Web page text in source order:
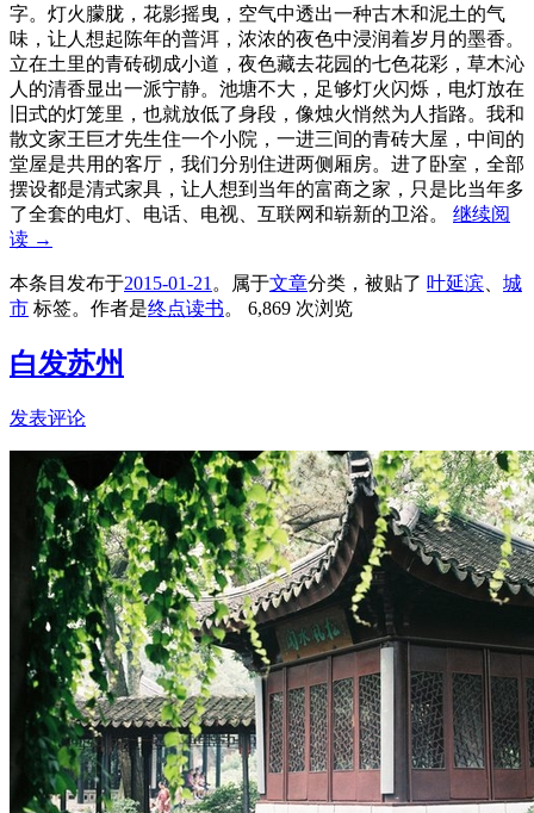
字。灯火朦胧，花影摇曳，空气中透出一种古木和泥土的气
味，让人想起陈年的普洱，浓浓的夜色中浸润着岁月的墨香。
立在土里的青砖砌成小道，夜色藏去花园的七色花彩，草木沁
人的清香显出一派宁静。池塘不大，足够灯火闪烁，电灯放在
旧式的灯笼里，也就放低了身段，像烛火悄然为人指路。我和
散文家王巨才先生住一个小院，一进三间的青砖大屋，中间的
堂屋是共用的客厅，我们分别住进两侧厢房。进了卧室，全部
摆设都是清式家具，让人想到当年的富商之家，只是比当年多
了全套的电灯、电话、电视、互联网和崭新的卫浴。 继续阅
读 →
本条目发布于2015-01-21 。属于文章分类，被贴了 叶延滨
城
市 标签。 作者是终点读书。 6,869 次浏览
白发苏州
发表评论